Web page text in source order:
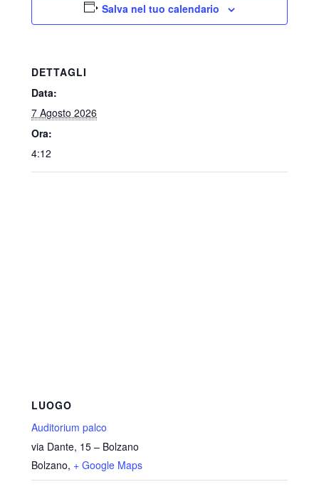
Salva nel tuo calendario
DETTAGLI
Data:
7 Agosto 2026
Ora:
4:12
LUOGO
Auditorium palco
via Dante, 15 – Bolzano
Bolzano, + Google Maps